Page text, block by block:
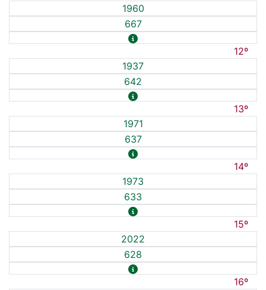
1960
667
12º
1937
642
13º
1971
637
14º
1973
633
15º
2022
628
16º